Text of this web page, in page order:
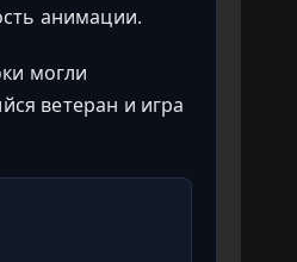
анимации.
могли
ветеран и игра